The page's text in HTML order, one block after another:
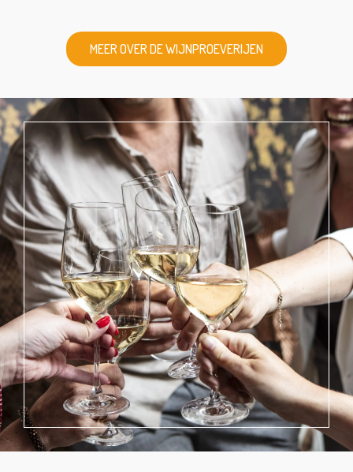
MEER OVER DE WIJNPROEVERIJEN